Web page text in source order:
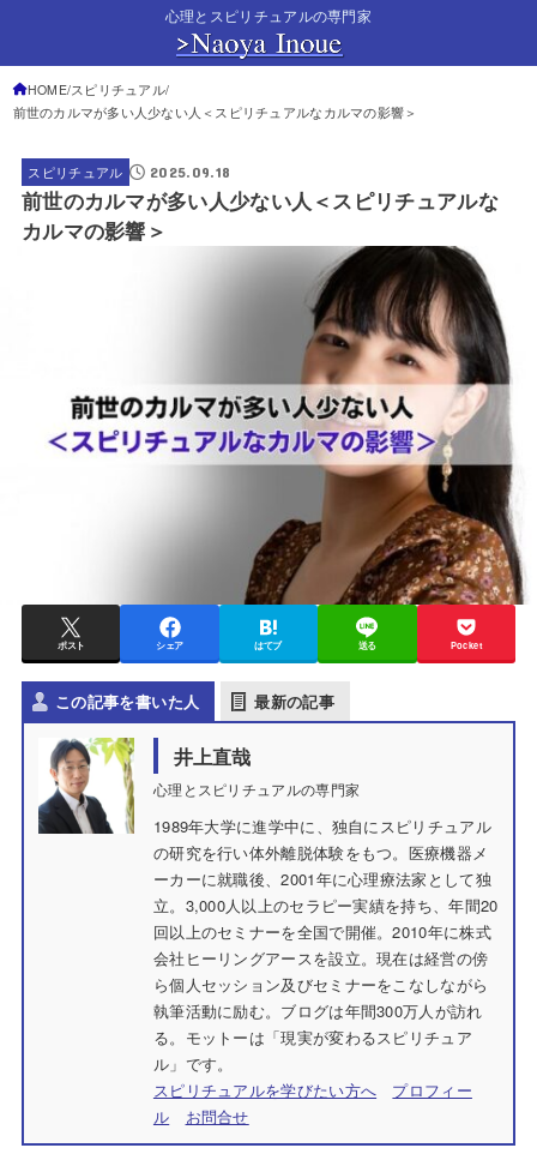
心理とスピリチュアルの専門家
HOME スピリチュアル
前世のカルマが多い人少ない人＜スピリチュアルなカルマの影響＞
スピリチュアル 2025.09.18
前世のカルマが多い人少ない人＜スピリチュアルな
カルマの影響＞
ポスト シェア はてブ 送る Pocket
この記事を書いた人 最新の記事
井上直哉
心理とスピリチュアルの専門家
1989年大学に進学中に、独自にスピリチュアル
の研究を行い体外離脱体験をもつ。医療機器メ
ーカーに就職後、2001年に心理療法家として独
立。3,000人以上のセラピー実績を持ち、年間20
回以上のセミナーを全国で開催。2010年に株式
会社ヒーリングアースを設立。現在は経営の傍
ら個人セッション及びセミナーをこなしながら
執筆活動に励む。ブログは年間300万人が訪れ
る。モットーは「現実が変わるスピリチュア
ル」です。
スピリチュアルを学びたい方へ
プロフィー
ル
お問合せ